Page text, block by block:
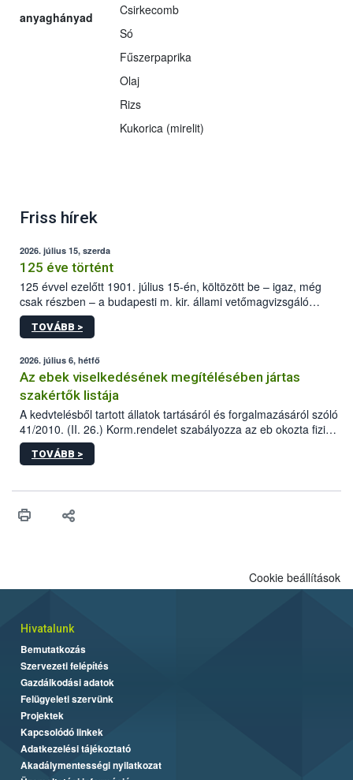
anyaghányad
Csirkecomb
Só
Fűszerpaprika
Olaj
Rizs
Kukorica (mirelit)
Friss hírek
2026. július 15, szerda
125 éve történt
125 évvel ezelőtt 1901. július 15-én, költözött be – igaz, még
csak részben – a budapesti m. kir. állami vetőmagvizsgáló
állomás a Kis Rókus utca 15. szám alatti, Czigler Győző által
tervezett új épületébe.
TOVÁBB >
2026. július 6, hétfő
Az ebek viselkedésének megítélésében jártas
szakértők listája
A kedvtelésből tartott állatok tartásáról és forgalmazásáról szóló
41/2010. (II. 26.) Korm.rendelet szabályozza az eb okozta fizikai
sérülés, illetve ennek veszélye keletkezésekor felmerülő
hatósági feladatokat, valamint a veszélyes eb tartását és annak
vonni az ebek viselkedésének megítélésében jártas szakértőt.
TOVÁBB >
Cookie beállítások
Hivatalunk
Bemutatkozás
Szervezeti felépítés
Gazdálkodási adatok
Felügyeleti szervünk
Projektek
Kapcsolódó linkek
Adatkezelési tájékoztató
Akadálymentességi nyilatkozat